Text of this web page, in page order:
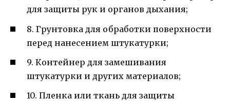
для защиты рук и органов дыхания;
8. Грунтовка для обработки поверхности
перед нанесением штукатурки;
9. Контейнер для замешивания
штукатурки и других материалов;
10. Пленка или ткань для защиты